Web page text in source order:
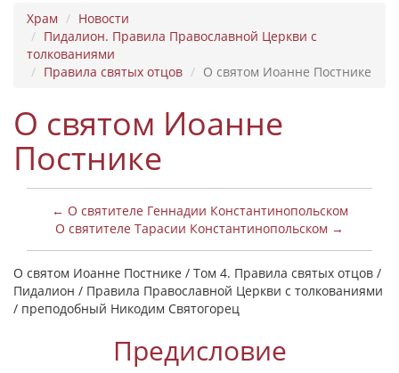
Храм
Новости
Пидалион. Правила Православной Церкви с
толкованиями
Правила святых отцов
О святом Иоанне Постнике
О святом Иоанне
Постнике
← О святителе Геннадии Константинопольском
О святителе Тарасии Константинопольском →
О святом Иоанне Постнике / Том 4. Правила святых отцов /
Пидалион / Правила Православной Церкви с толкованиями
/ преподобный Никодим Святогорец
Предисловие